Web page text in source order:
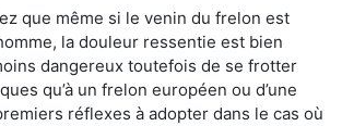
que même si le venin du frelon est
la douleur ressentie est bien
dangereux toutefois de se frotter
qu’à un frelon européen ou d’une
réflexes à adopter dans le cas où